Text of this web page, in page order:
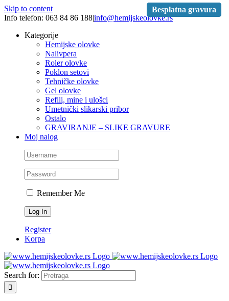
Skip to content
Info telefon: 063 84 86 188|info@hemijskeolovke.rs
Kategorije
Hemijske olovke
Nalivpera
Roler olovke
Poklon setovi
Tehničke olovke
Gel olovke
Refili, mine i ulošci
Umetnički slikarski pribor
Ostalo
GRAVIRANJE – SLIKE GRAVURE
Moj nalog
Remember Me
Register
Korpa
Search for:
Besplatna gravura
Besplatna gravura